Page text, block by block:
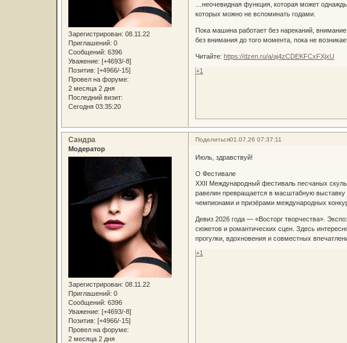
Зарегистрирован: 08.11.22
Приглашений: 0
Сообщений: 6396
Уважение: [+4693/-8]
Позитив: [+4966/-15]
Провел на форуме:
2 месяца 2 дня
Последний визит:
Сегодня 03:35:20
…неочевидная функция, которая может
которых можно не вспоминать годами.
Пока машина работает без нареканий,
без внимания до того момента, пока не
Читайте: https://dzen.ru/a/aj4zCDEKFCxFXjxU
+1
Поделиться01.07.26 07:37:11
Сандра
Модератор
Зарегистрирован: 08.11.22
Приглашений: 0
Сообщений: 6396
Уважение: [+4693/-8]
Позитив: [+4966/-15]
Провел на форуме:
2 месяца 2 дня
Июль, здравствуй!
О Фестивале
XXII Международный фестиваль песчаных
равелин превращается в масштабную
чемпионами и призёрами международных
Девиз 2026 года — «Восторг творчества».
сюжетов и романтических сцен. Здесь
прогулки, вдохновения и совместных
+1